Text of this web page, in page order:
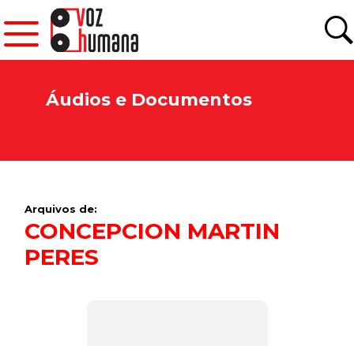
Áudios e Documentos
Arquivos de:
CONCEPCION MARTIN
PERES